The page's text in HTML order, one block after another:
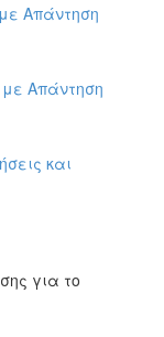
Απάντηση
με Απάντηση
και
για το